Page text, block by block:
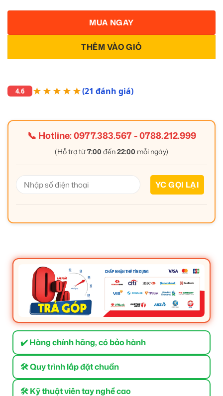
THÊM VÀO GIỎ
MUA NGAY
4.6 ★★★★★(21 đánh giá)
📞 Hotline:0977.383.567-0788.212.999
(Hỗ trợ từ7:00 đến22:00 mỗi ngày)
✔️ Hàng chính hãng, có bảo hành
🛠 Quy trình lắp đặt chuẩn
🛠 Kỹ thuật viên tay nghề cao